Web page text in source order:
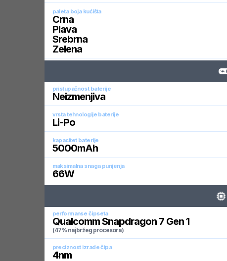
paleta boja kućišta
Crna
Plava
Srebrna
Zelena
pristupačnost baterije
Neizmenjiva
vrsta tehnologije baterije
Li-Po
kapacitet baterije
5000mAh
maksimalna snaga punjenja
66W
performanse čipseta
Qualcomm Snapdragon 7 Gen 1
(47% najbržeg procesora)
preciznost izrade čipa
4nm